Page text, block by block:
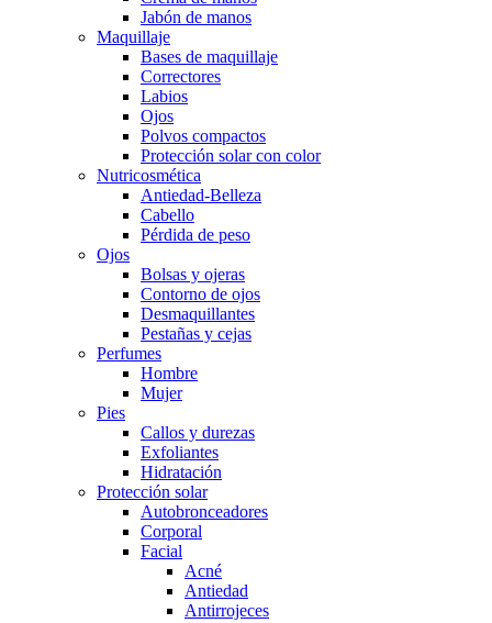
Jabón de manos
Maquillaje
Bases de maquillaje
Correctores
Labios
Ojos
Polvos compactos
Protección solar con color
Nutricosmética
Antiedad-Belleza
Cabello
Pérdida de peso
Ojos
Bolsas y ojeras
Contorno de ojos
Desmaquillantes
Pestañas y cejas
Perfumes
Hombre
Mujer
Pies
Callos y durezas
Exfoliantes
Hidratación
Protección solar
Autobronceadores
Corporal
Facial
Acné
Antiedad
Antirrojeces